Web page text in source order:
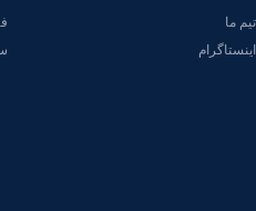
تیم ما
اینستاگرام